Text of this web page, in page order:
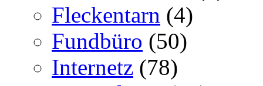
Fleckentarn (4)
Fundbüro (50)
Internetz (78)